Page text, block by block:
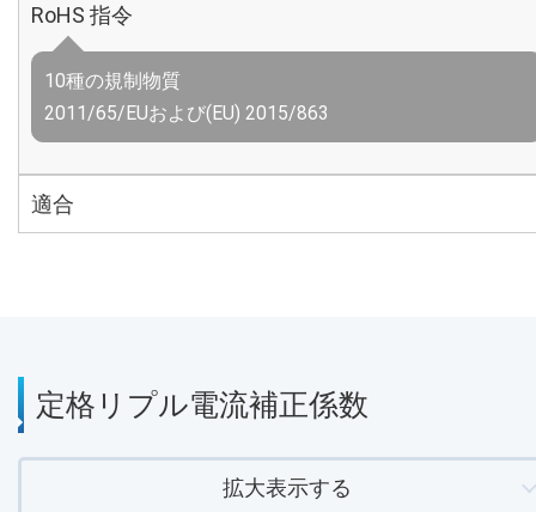
RoHS 指令
10種の規制物質
2011/65/EUおよび(EU) 2015/863
適合
定格リプル電流補正係数
拡大表示する